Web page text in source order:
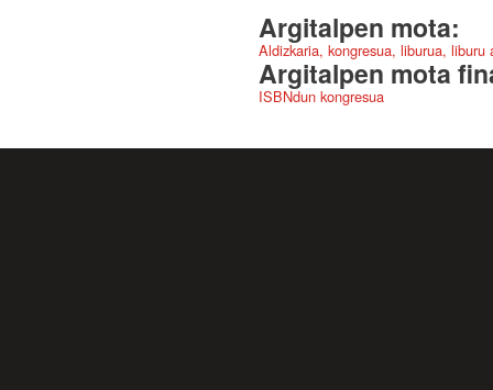
Argitalpen mota:
Aldizkaria, kongresua, liburua,
Argitalpen mota
ISBNdun kongresua